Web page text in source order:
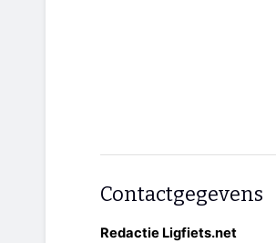
Contactgegevens
Redactie Ligfiets.net